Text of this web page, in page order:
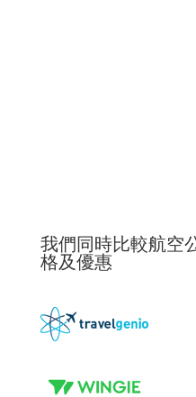
我們同時比較航空
格及優惠